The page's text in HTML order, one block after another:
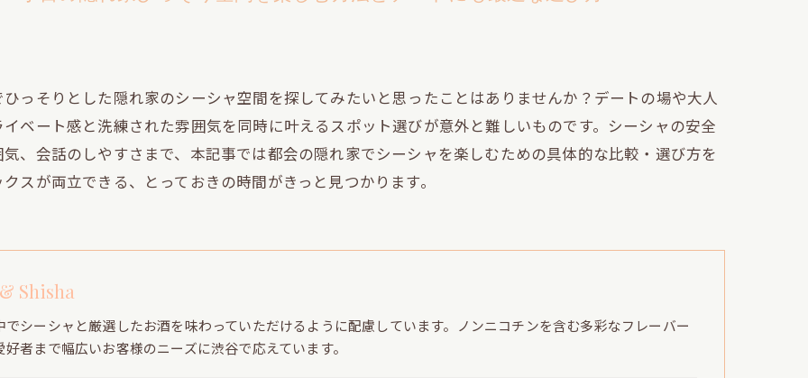
っそりとした隠れ家のシーシャ空間を探してみたいと思ったことはありませんか？デートの場や大人
ベート感と洗練された雰囲気を同時に叶えるスポット選びが意外と難しいものです。シーシャの安全
、会話のしやすさまで、本記事では都会の隠れ家でシーシャを楽しむための具体的な比較・選び方を
スが両立できる、とっておきの時間がきっと見つかります。
Shisha
シーシャと厳選したお酒を味わっていただけるように配慮しています。ノンニコチンを含む多彩なフレーバー
者まで幅広いお客様のニーズに渋谷で応えています。